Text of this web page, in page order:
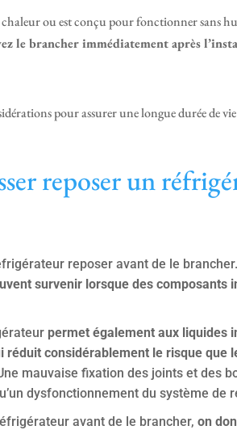
ou est conçu pour fonctionner sans
le brancher immédiatement après
pour assurer une longue durée de
reposer un
reposer avant de le brancher.
survenir lorsque des composants
permet également aux liquides
réduit considérablement le risque que
mauvaise fixation des joints et des
dysfonctionnement du système de
avant de le brancher, on